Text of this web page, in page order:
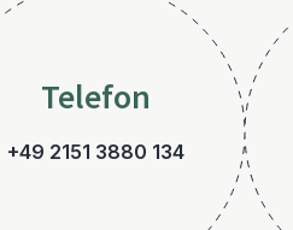
Telefon
+49 2151 3880 134